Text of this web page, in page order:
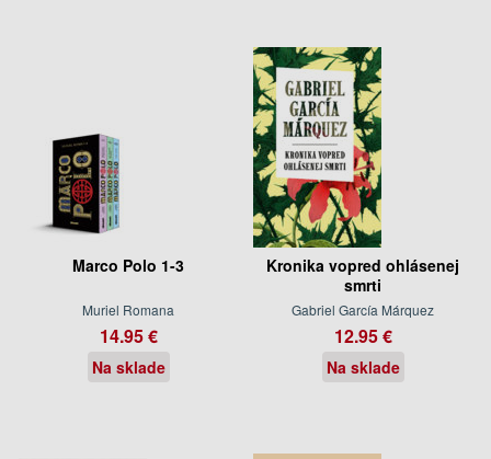
Marco Polo 1-3
Muriel Romana
14.95 €
Na sklade
Kronika vopred ohlásenej
smrti
Gabriel García Márquez
12.95 €
Na sklade